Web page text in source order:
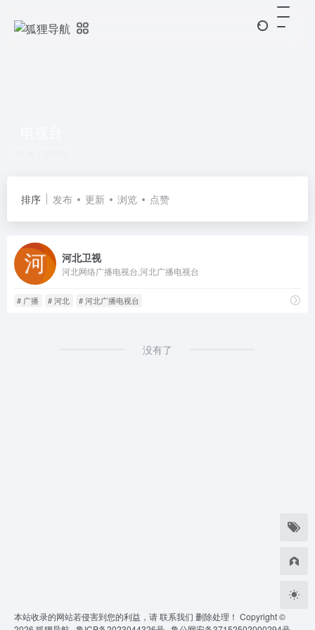
排序 发布 更新 浏览 点赞
河北卫视
河北网络广播电视台,河北广播电视台
# 广播 # 河北 # 河北广播电视台
没有了
本站收录的网站若侵害到您的利益，请联系我们 删除处理！ Copyright ©